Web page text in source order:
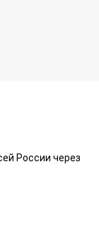
России через